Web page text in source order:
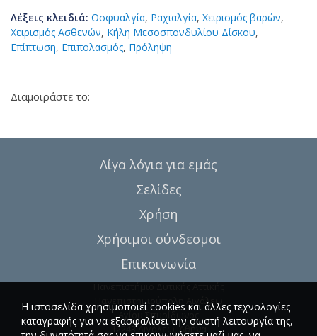
Λέξεις κλειδιά: Οσφυαλγία, Ραχιαλγία, Χειρισμός βαρών,
Χειρισμός Ασθενών, Κήλη Μεσοσπονδυλίου Δίσκου,
Επίπτωση, Επιπολασμός, Πρόληψη
Διαμοιράστε το:
Λίγα λόγια για εμάς
Σελίδες
Χρήση
Χρήσιμοι σύνδεσμοι
Επικοινωνία
Πανεπιστήμιο Δυτικής Αττικής
Πανεπιστημιούπολη Αιγάλεω
Αγίου Σπυρίδωνος
12243 Αιγάλεω, Αθήνα
Η ιστοσελίδα χρησιμοποιεί cookies και άλλες τεχνολογίες
καταγραφής για να εξασφαλίσει την σωστή λειτουργία της,